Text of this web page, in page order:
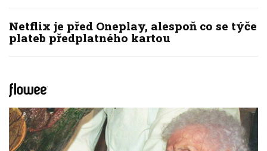
Netflix je před Oneplay, alespoň co se týče
plateb předplatného kartou